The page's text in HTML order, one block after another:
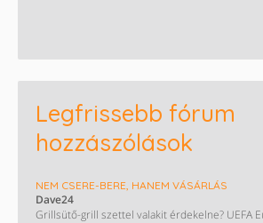
Legfrissebb fórum
hozzászólások
NEM CSERE-BERE, HANEM VÁSÁRLÁS
Dave24
Grillsütő-grill szettel valakit érdekelne? UEFA